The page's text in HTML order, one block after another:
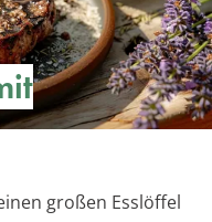
großen Esslöffel